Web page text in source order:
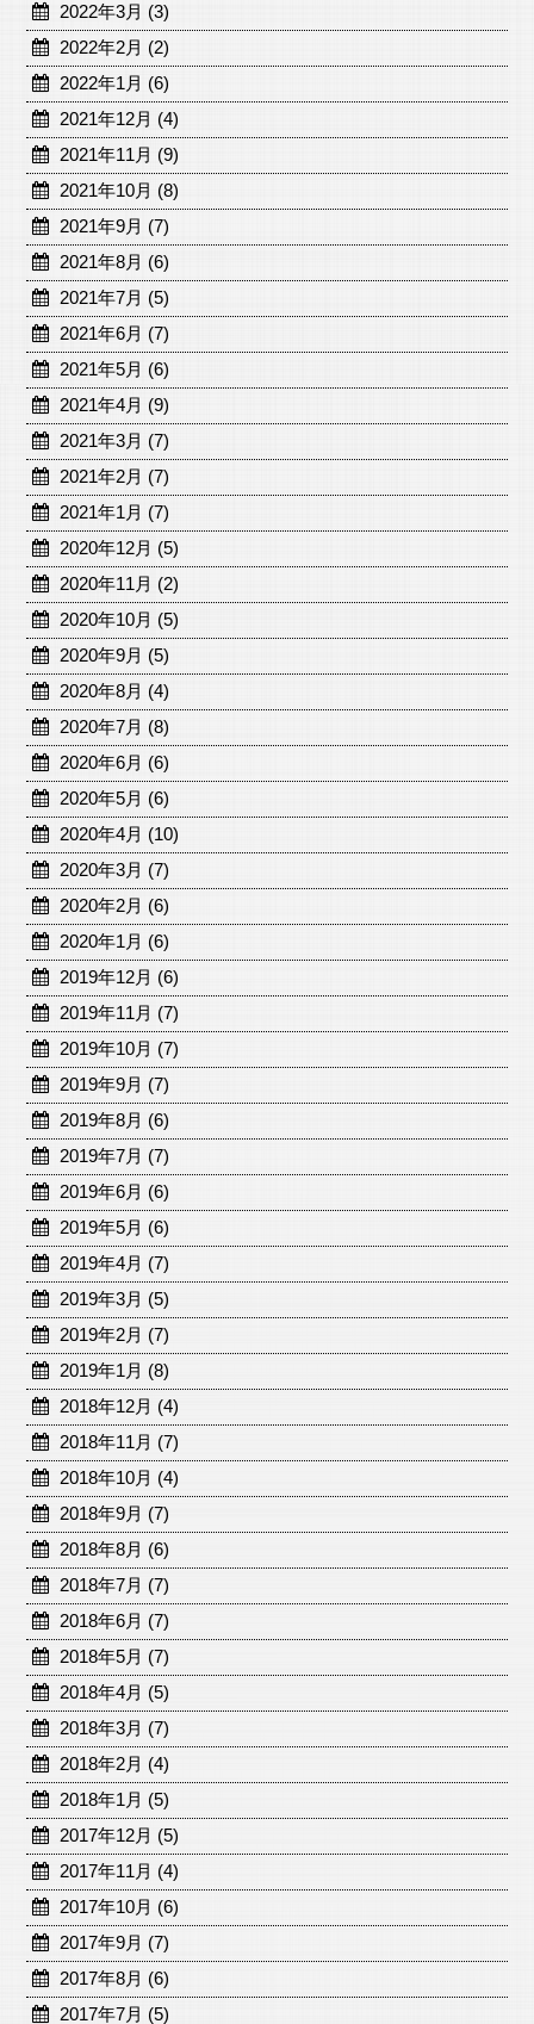
2022年3月 (3)
2022年2月 (2)
2022年1月 (6)
2021年12月 (4)
2021年11月 (9)
2021年10月 (8)
2021年9月 (7)
2021年8月 (6)
2021年7月 (5)
2021年6月 (7)
2021年5月 (6)
2021年4月 (9)
2021年3月 (7)
2021年2月 (7)
2021年1月 (7)
2020年12月 (5)
2020年11月 (2)
2020年10月 (5)
2020年9月 (5)
2020年8月 (4)
2020年7月 (8)
2020年6月 (6)
2020年5月 (6)
2020年4月 (10)
2020年3月 (7)
2020年2月 (6)
2020年1月 (6)
2019年12月 (6)
2019年11月 (7)
2019年10月 (7)
2019年9月 (7)
2019年8月 (6)
2019年7月 (7)
2019年6月 (6)
2019年5月 (6)
2019年4月 (7)
2019年3月 (5)
2019年2月 (7)
2019年1月 (8)
2018年12月 (4)
2018年11月 (7)
2018年10月 (4)
2018年9月 (7)
2018年8月 (6)
2018年7月 (7)
2018年6月 (7)
2018年5月 (7)
2018年4月 (5)
2018年3月 (7)
2018年2月 (4)
2018年1月 (5)
2017年12月 (5)
2017年11月 (4)
2017年10月 (6)
2017年9月 (7)
2017年8月 (6)
2017年7月 (5)